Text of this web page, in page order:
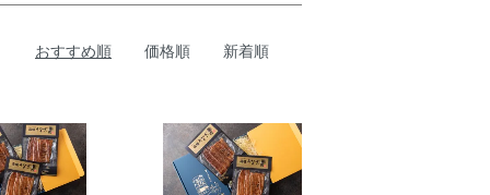
おすすめ順 価格順 新着順